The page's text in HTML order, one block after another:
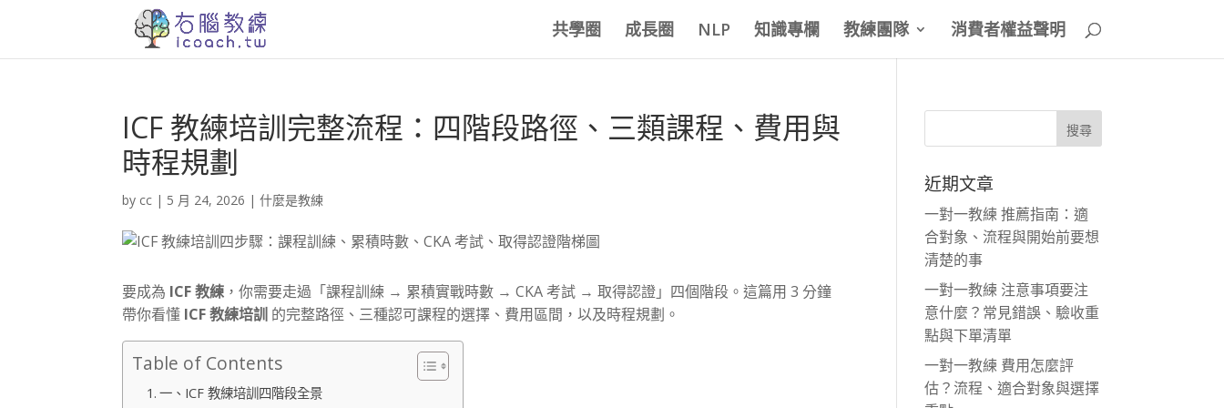
共學圈 成長圈 NLP 知識專欄 教練團隊 消費者權益聲明
ICF 教練培訓完整流程：四階段路徑、三類課程、費用與
時程規劃
by cc | 5 月 24, 2026 |什麼是教練
要成為 ICF 教練 ，你需要走過「課程訓練 → 累積實戰時數 → CKA 考試 → 取得認證」四個階段。這篇用 3 分鐘
帶你看懂 ICF 教練培訓 的完整路徑、三種認可課程的選擇、費用區間，以及時程規劃。
Table of Contents
一、ICF 教練培訓四階段全景
近期文章
一對一教練 推薦指南：適
合對象、流程與開始前要想
清楚的事
一對一教練 注意事項要注
意什麼？常見錯誤、驗收重
點與下單清單
一對一教練 費用怎麼評
估？流程、適合對象與選擇